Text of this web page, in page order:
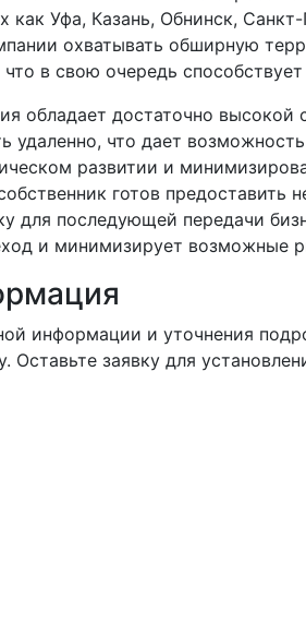
как Уфа, Казань, Обнинск,
охватывать обширную
в свою очередь
обладает достаточно высокой
удаленно, что дает
развитии и
готов предоставить
для последующей передачи
и минимизирует возможные
информации и уточнения
Оставьте заявку для